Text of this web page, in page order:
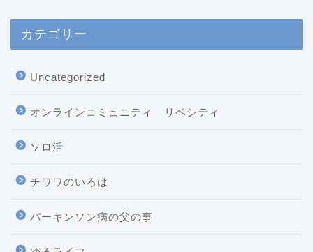
カテゴリー
Uncategorized
オンラインコミュニティ リベシティ
ソロ活
チワワのいろは
パーキンソン病の父の事